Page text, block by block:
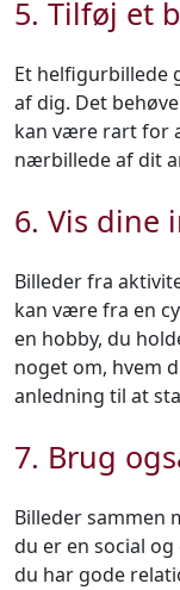
5. Tilføj et
Et helfigurbillede
af dig. Det
kan være rart for
nærbillede af dit
6. Vis dine
Billeder fra
kan være fra en
en hobby, du
noget om, hvem
anledning til at
7. Brug
Billeder sammen
du er en social
du har gode